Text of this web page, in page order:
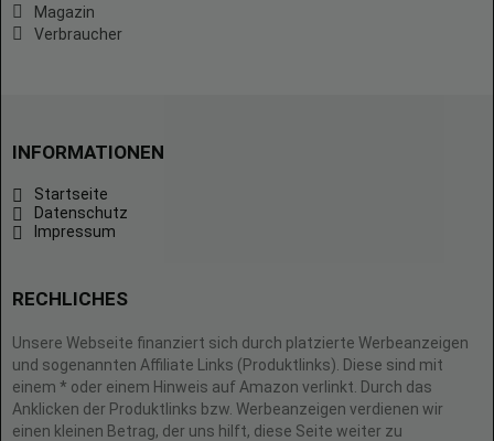
Magazin
Verbraucher
INFORMATIONEN
Startseite
Datenschutz
Impressum
RECHLICHES
Unsere Webseite finanziert sich durch platzierte Werbeanzeigen
und sogenannten Affiliate Links (Produktlinks). Diese sind mit
einem * oder einem Hinweis auf Amazon verlinkt. Durch das
Anklicken der Produktlinks bzw. Werbeanzeigen verdienen wir
einen kleinen Betrag, der uns hilft, diese Seite weiter zu